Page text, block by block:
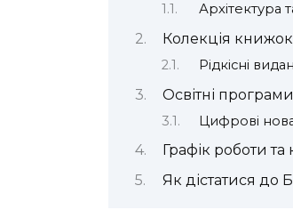
Архітектура
Колекція книжок
Рідкісні
Освітні програми
Цифрові
Графік роботи та
Як дістатися до